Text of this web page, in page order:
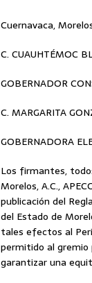
Cuernavaca,
C. CUAUHTÉMOC
GOBERNADOR
C. MARGARITA
GOBERNADORA
Los firmantes,
Morelos, A.C.,
publicación del
del Estado de
tales efectos al
permitido al
garantizar una